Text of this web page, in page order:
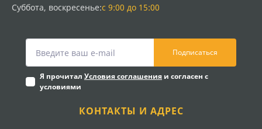
Суббота, воскресенье:с 9:00 до 15:00
Подписаться
Я прочитал Условия соглашения и согласен с
условиями
КОНТАКТЫ И АДРЕС